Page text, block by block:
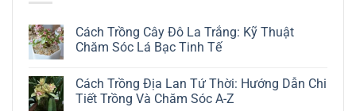
Cách Trồng Cây Đô La Trắng: Kỹ Thuật
Chăm Sóc Lá Bạc Tinh Tế
bình
luận
Cách Trồng Địa Lan Tứ Thời: Hướng Dẫn Chi
Tiết Trồng Và Chăm Sóc A-Z